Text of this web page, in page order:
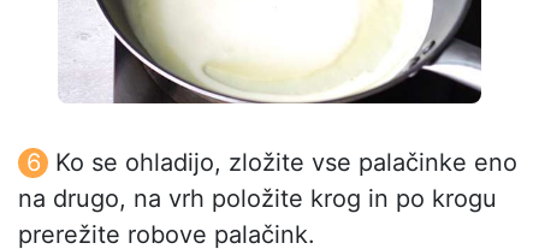
Ko se ohladijo, zložite vse palačinke eno
na drugo, na vrh položite krog in po krogu
prerežite robove palačink.